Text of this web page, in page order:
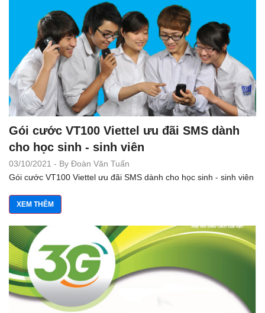
Gói cước VT100 Viettel ưu đãi SMS dành
cho học sinh - sinh viên
03/10/2021 - By Đoàn Văn Tuấn
Gói cước VT100 Viettel ưu đãi SMS dành cho học sinh - sinh viên
XEM THÊM